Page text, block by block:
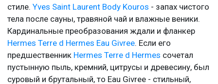
стиле. Yves Saint Laurent Body Kouros - запах чистого
тела после сауны, травяной чай и влажные веники.
Кардинальные преобразования ждали и фланкер
Hermes Terre d Hermes Eau Givree. Если его
предшественник Hermes Terre d Hermes сочетал
пустынную пыль, кремний, цитрусы и древесину, был
суровый и брутальный, то Eau Givree - стильный,